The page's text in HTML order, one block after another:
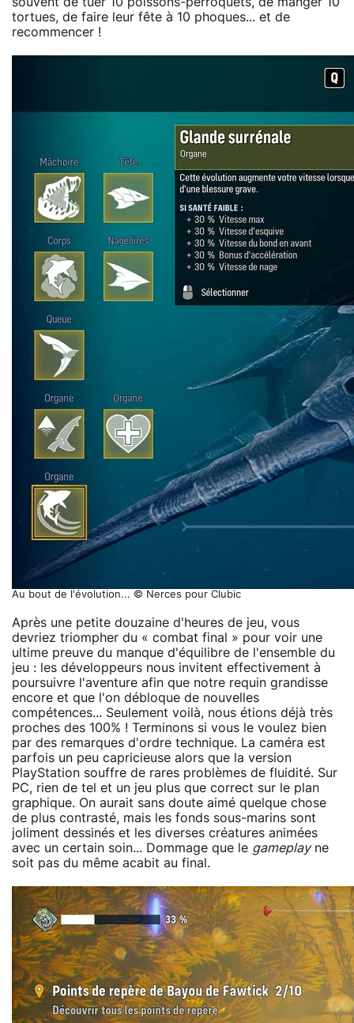
tortues, de faire leur fête à 10 phoques... et de
recommencer !
Au bout de l'évolution... © Nerces pour Clubic
Après une petite douzaine d'heures de jeu, vous
devriez triompher du « combat final » pour voir une
ultime preuve du manque d'équilibre de l'ensemble du
jeu : les développeurs nous invitent effectivement à
poursuivre l'aventure afin que notre requin grandisse
encore et que l'on débloque de nouvelles
compétences... Seulement voilà, nous étions déjà très
proches des 100% ! Terminons si vous le voulez bien
par des remarques d'ordre technique. La caméra est
parfois un peu capricieuse alors que la version
PlayStation souffre de rares problèmes de fluidité. Sur
PC, rien de tel et un jeu plus que correct sur le plan
graphique. On aurait sans doute aimé quelque chose
de plus contrasté, mais les fonds sous-marins sont
joliment dessinés et les diverses créatures animées
avec un certain soin... Dommage que le gameplayne
soit pas du même acabit au final.